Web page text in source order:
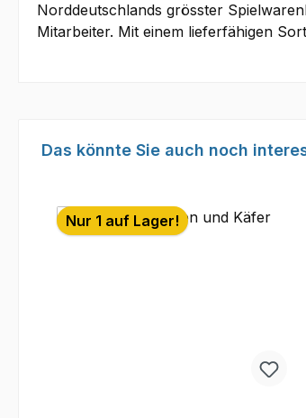
Norddeutschlands grösster
Mitarbeiter. Mit einem lieferfähigen
Produktgalerie überspringen
Das könnte Sie auch noch
Nur 1 auf Lager!